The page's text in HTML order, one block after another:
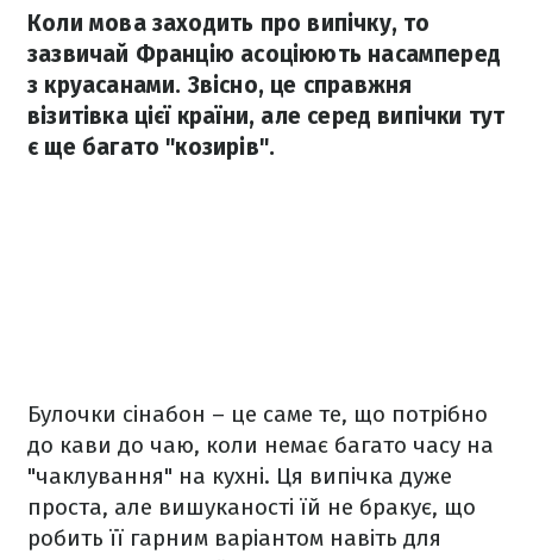
Коли мова заходить про випічку, то
зазвичай Францію асоціюють насамперед
з круасанами. Звісно, це справжня
візитівка цієї країни, але серед випічки тут
є ще багато "козирів".
Булочки сінабон – це саме те, що потрібно
до кави до чаю, коли немає багато часу на
"чаклування" на кухні. Ця випічка дуже
проста, але вишуканості їй не бракує, що
робить її гарним варіантом навіть для